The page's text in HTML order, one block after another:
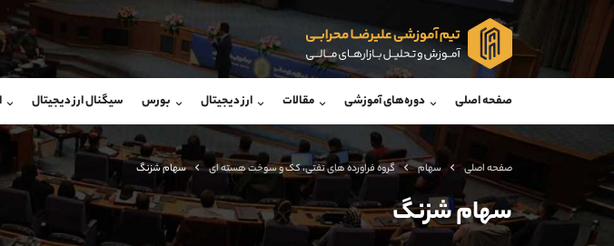
صفحه اصلی دوره‌های آموزشی مقالات ارز دیجیتال بورس سیگنال ارز دیجیتال
صفحه اصلی سهام گروه فراورده های نفتی، كک و سوخت هسته ای سهام شزنگ
سهام شزنگ
واتساپ شروع گفتگو
@Armteam_admin_por
داخلی 107
واتساپ شروع گفتگو
تلگرام @Armteam_admin_33
118
اطلاعات تماس (دفتر فروش)